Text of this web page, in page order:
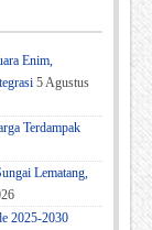
Enim,
5 Agustus
Terdampak
Lematang,
2025-2030